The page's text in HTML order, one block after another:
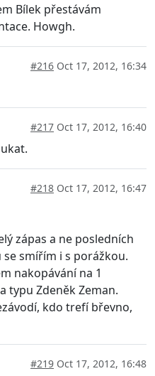
Bílek přestávám
Howgh.
#216 Oct 17, 2012, 16:34
#217 Oct 17, 2012, 16:40
#218 Oct 17, 2012, 16:47
zápas a ne posledních
smířím i s porážkou.
nakopávání na 1
typu Zdeněk Zeman.
kdo trefí břevno,
#219 Oct 17, 2012, 16:48